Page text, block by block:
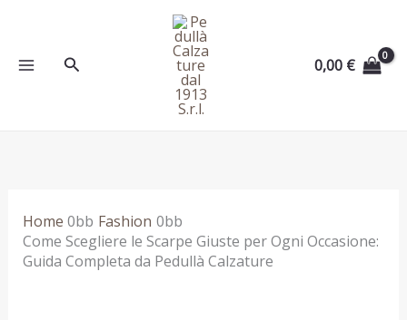
contenutoCerca 0,00 €
Home
Fashion
Come Scegliere le Scarpe Giuste per Ogni Occasione:
Guida Completa da Pedullà Calzature